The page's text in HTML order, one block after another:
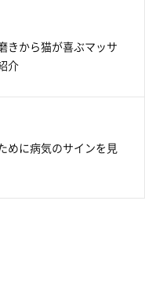
きから猫が喜ぶマッサ
介
めに病気のサインを見